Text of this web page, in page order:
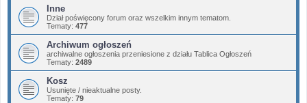
Inne
Dział poświęcony forum oraz wszelkim innym tematom.
Tematy: 477
Archiwum ogłoszeń
archiwalne ogłoszenia przeniesione z działu Tablica Ogłoszeń
Tematy: 2489
Kosz
Usunięte / nieaktualne posty.
Tematy: 79